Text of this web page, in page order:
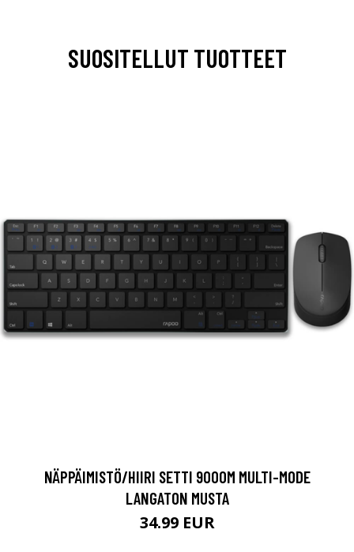
SUOSITELLUT TUOTTEET
NÄPPÄIMISTÖ/HIIRI SETTI 9000M MULTI-MODE
LANGATON MUSTA
34.99 EUR